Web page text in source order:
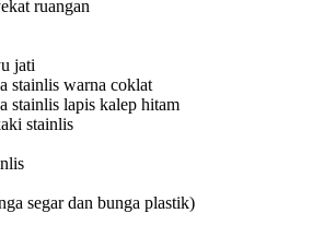
ruangan
jati
stainlis warna coklat
stainlis lapis kalep hitam
stainlis
segar dan bunga plastik)